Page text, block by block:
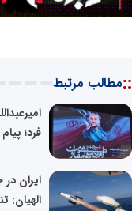
::مطالب مرتبط
فرد؛
الهیان: